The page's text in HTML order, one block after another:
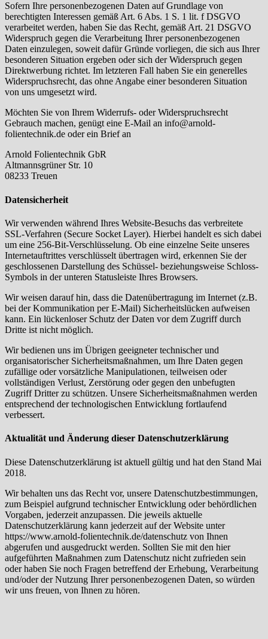
Sofern Ihre personenbezogenen Daten auf Grundlage von
berechtigten Interessen gemäß Art. 6 Abs. 1 S. 1 lit. f DSGVO
verarbeitet werden, haben Sie das Recht, gemäß Art. 21 DSGVO
Widerspruch gegen die Verarbeitung Ihrer personenbezogenen
Daten einzulegen, soweit dafür Gründe vorliegen, die sich aus Ihrer
besonderen Situation ergeben oder sich der Widerspruch gegen
Direktwerbung richtet. Im letzteren Fall haben Sie ein generelles
Widerspruchsrecht, das ohne Angabe einer besonderen Situation
von uns umgesetzt wird.
Möchten Sie von Ihrem Widerrufs- oder Widerspruchsrecht
Gebrauch machen, genügt eine E-Mail an info@arnold-
folientechnik.de oder ein Brief an
Arnold Folientechnik GbR
Altmannsgrüner Str. 10
08233 Treuen
Datensicherheit
Wir verwenden während Ihres Website-Besuchs das verbreitete
SSL-Verfahren (Secure Socket Layer). Hierbei handelt es sich dabei
um eine 256-Bit-Verschlüsselung. Ob eine einzelne Seite unseres
Internetauftrittes verschlüsselt übertragen wird, erkennen Sie der
geschlossenen Darstellung des Schüssel- beziehungsweise Schloss-
Symbols in der unteren Statusleiste Ihres Browsers.
Wir weisen darauf hin, dass die Datenübertragung im Internet (z.B.
bei der Kommunikation per E-Mail) Sicherheitslücken aufweisen
kann. Ein lückenloser Schutz der Daten vor dem Zugriff durch
Dritte ist nicht möglich.
Wir bedienen uns im Übrigen geeigneter technischer und
organisatorischer Sicherheitsmaßnahmen, um Ihre Daten gegen
zufällige oder vorsätzliche Manipulationen, teilweisen oder
vollständigen Verlust, Zerstörung oder gegen den unbefugten
Zugriff Dritter zu schützen. Unsere Sicherheitsmaßnahmen werden
entsprechend der technologischen Entwicklung fortlaufend
verbessert.
Aktualität und Änderung dieser Datenschutzerklärung
Diese Datenschutzerklärung ist aktuell gültig und hat den Stand Mai
2018.
Wir behalten uns das Recht vor, unsere Datenschutzbestimmungen,
zum Beispiel aufgrund technischer Entwicklung oder behördlichen
Vorgaben, jederzeit anzupassen. Die jeweils aktuelle
Datenschutzerklärung kann jederzeit auf der Website unter
https://www.arnold-folientechnik.de/datenschutz von Ihnen
abgerufen und ausgedruckt werden. Sollten Sie mit den hier
aufgeführten Maßnahmen zum Datenschutz nicht zufrieden sein
oder haben Sie noch Fragen betreffend der Erhebung, Verarbeitung
und/oder der Nutzung Ihrer personenbezogenen Daten, so würden
wir uns freuen, von Ihnen zu hören.